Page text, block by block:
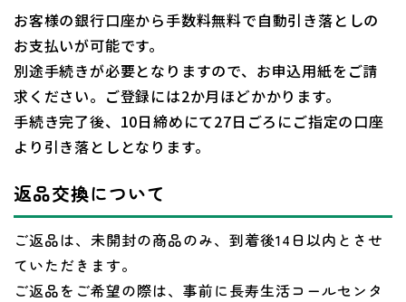
お客様の銀行口座から手数料無料で自動引き落としの
お支払いが可能です。
別途手続きが必要となりますので、お申込用紙をご請
求ください。ご登録には2か月ほどかかります。
手続き完了後、10日締めにて27日ごろにご指定の口座
より引き落としとなります。
返品交換について
ご返品は、未開封の商品のみ、到着後14日以内とさせ
ていただきます。
ご返品をご希望の際は、事前に長寿生活コールセンタ